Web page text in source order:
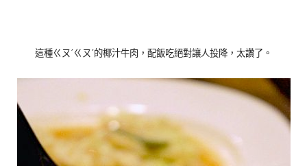
這種ㄍㄡˊㄍㄡˊ的椰汁牛肉，配飯吃絕對讓人投降，太讚了。